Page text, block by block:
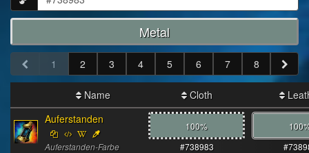
Metal
1 2 3 4 5 6 7 8
Name Cloth
Auferstanden
Auferstanden-Farbe
100%
#738983